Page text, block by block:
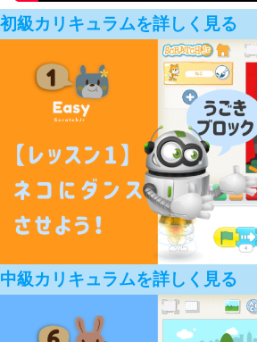
00:00
初級カリキュラムを詳しく見る
中級カリキュラムを詳しく見る